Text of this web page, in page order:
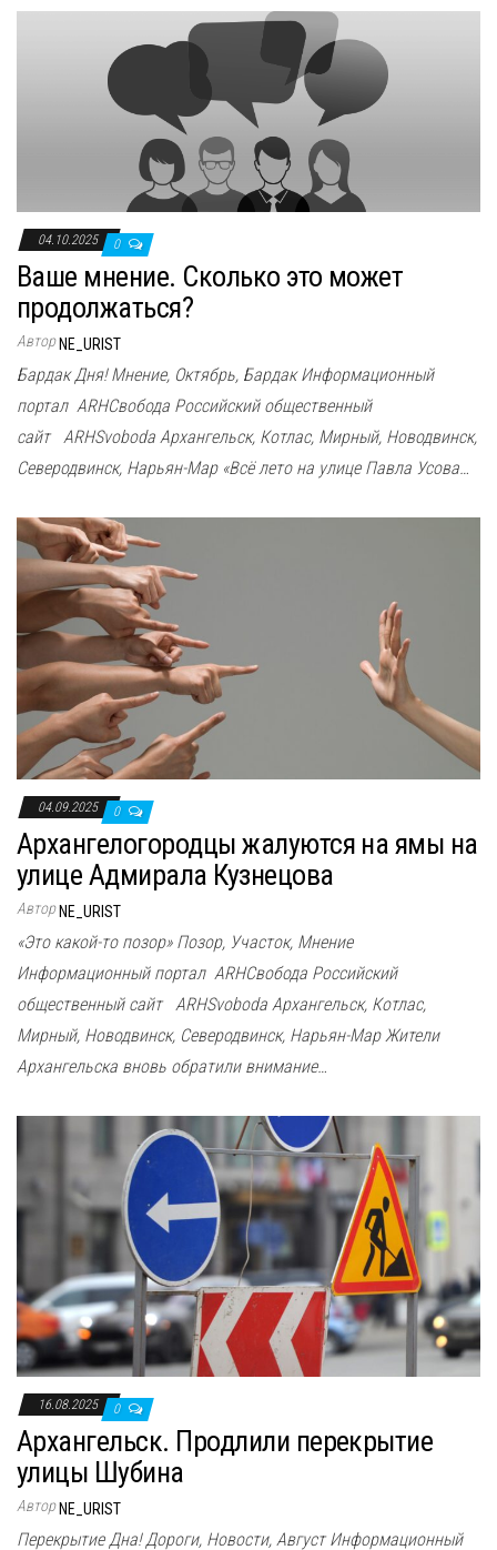
04.10.2025 0
Ваше мнение. Сколько это может
продолжаться?
Автор NE_URIST
Бардак Дня! Мнение, Октябрь, Бардак Информационный
портал ARHСвобода Российский общественный
сайт ARHSvoboda Архангельск, Котлас, Мирный, Новодвинск,
Северодвинск, Нарьян-Мар «Всё лето на улице Павла Усова…
04.09.2025 0
Архангелогородцы жалуются на ямы на
улице Адмирала Кузнецова
АвторNE_URIST
«Это какой-то позор» Позор, Участок, Мнение
Информационный портал ARHСвобода Российский
общественный сайт ARHSvoboda Архангельск, Котлас,
Мирный, Новодвинск, Северодвинск, Нарьян-Мар Жители
Архангельска вновь обратили внимание…
16.08.2025 0
Архангельск. Продлили перекрытие
улицы Шубина
Автор NE_URIST
Перекрытие Дна! Дороги, Новости, Август Информационный